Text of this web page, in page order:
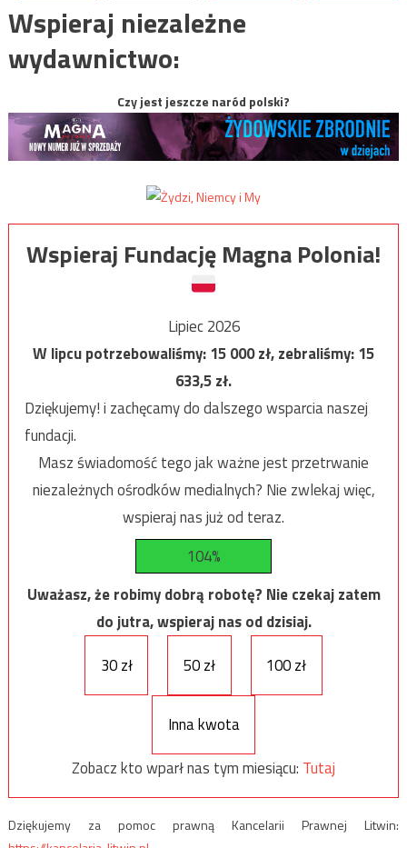
Wspieraj niezależne
wydawnictwo:
Czy jest jeszcze naród polski?
Wspieraj Fundację Magna Polonia!
Lipiec 2026
W lipcu potrzebowaliśmy:15 000zł, zebraliśmy:15
633,5zł.
Dziękujemy! i zachęcamy do dalszego wsparcia naszej
fundacji.
Masz świadomość tego jak ważne jest przetrwanie
niezależnych ośrodków medialnych? Nie zwlekaj więc,
wspieraj nas już od teraz.
104%
Uważasz, że robimy dobrą robotę? Nie czekaj zatem
do jutra, wspieraj nas od dzisiaj.
30 zł
50 zł 100 zł
Inna kwota
Zobacz kto wparł nas tym miesiącu: Tutaj
Dziękujemy za pomoc prawną Kancelarii Prawnej Litwin: